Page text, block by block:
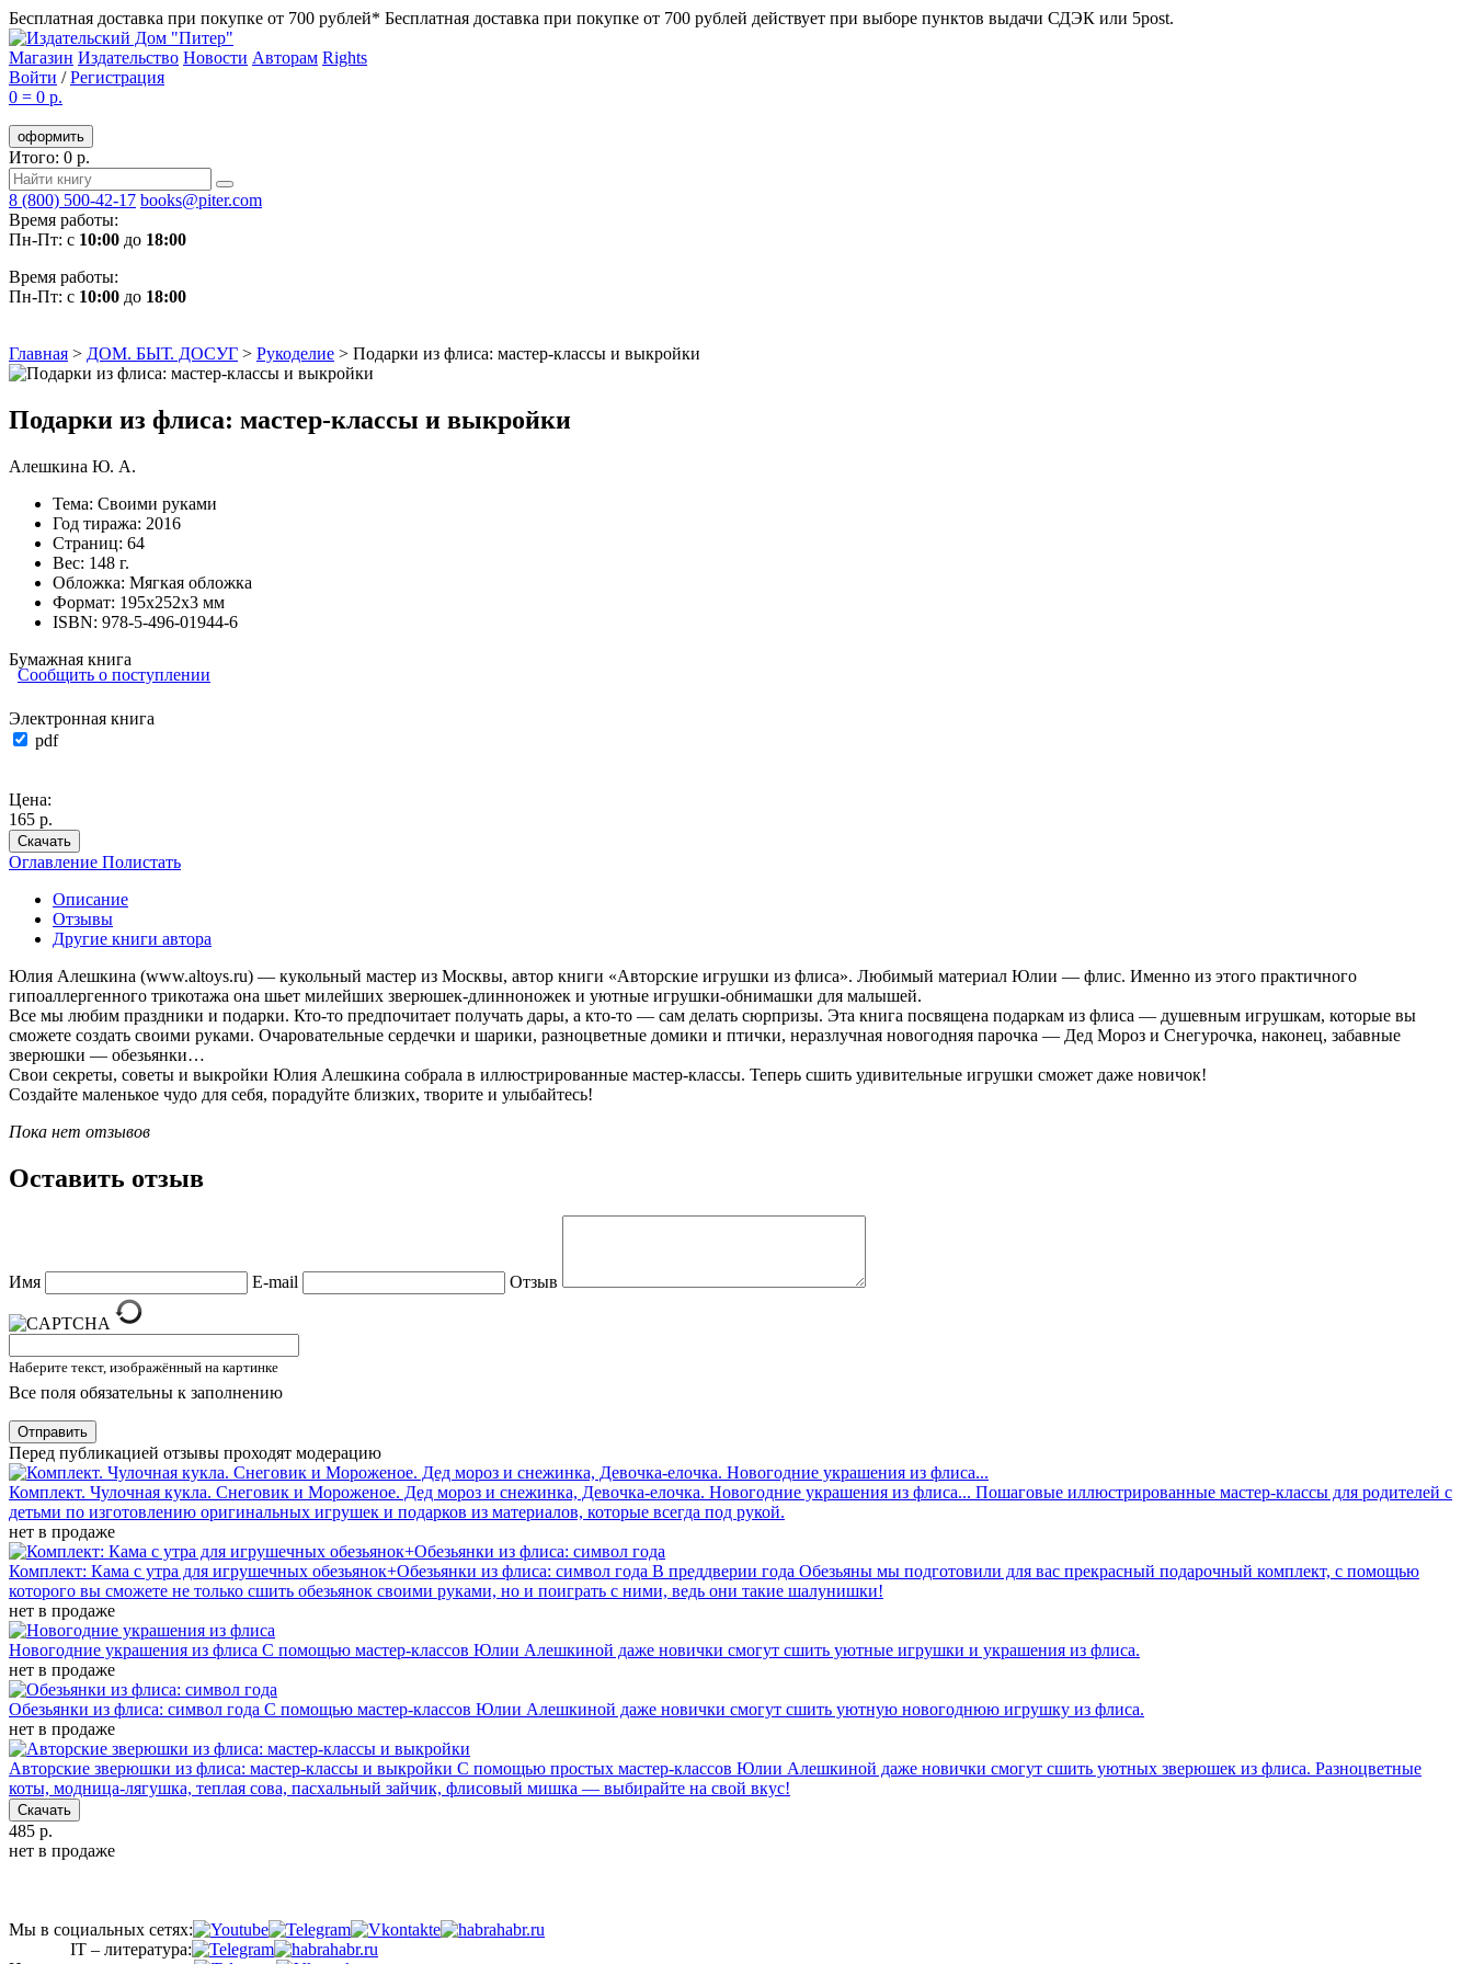
Бесплатная доставка при покупке от 700 рублей* Бесплатная доставка при покупке от 700 рублей действует при выборе пунктов выдачи СДЭК или 5post.
Магазин Издательство Новости Авторам Rights
Войти /Регистрация
0 = 0 р.
оформить
Итого: 0 р.
8 (800) 500-42-17 books@piter.com
Время работы:
Пн-Пт: с 10:00 до 18:00
Время работы:
Пн-Пт: с 10:00 до 18:00
Главная > ДОМ. БЫТ. ДОСУГ > Рукоделие > Подарки из флиса: мастер-классы и выкройки
Подарки из флиса: мастер-классы и выкройки
Алешкина Ю. А.
Тема: Своими руками
Год тиража: 2016
Страниц: 64
Вес: 148 г.
Обложка: Мягкая обложка
Формат: 195х252х3 мм
ISBN: 978-5-496-01944-6
Бумажная книга
Сообщить о поступлении
Электронная книга
pdf
Цена:
165 р.
Скачать
Оглавление Полистать
Описание
Отзывы
Другие книги автора
Юлия Алешкина (www.altoys.ru) — кукольный мастер из Москвы, автор книги «Авторские игрушки из флиса». Любимый материал Юлии — флис. Именно из этого практичного
гипоаллергенного трикотажа она шьет милейших зверюшек-длинноножек и уютные игрушки-обнимашки для малышей.
Все мы любим праздники и подарки. Кто-то предпочитает получать дары, а кто-то — сам делать сюрпризы. Эта книга посвящена подаркам из флиса — душевным игрушкам, которые вы
сможете создать своими руками. Очаровательные сердечки и шарики, разноцветные домики и птички, неразлучная новогодняя парочка — Дед Мороз и Снегурочка, наконец, забавные
зверюшки — обезьянки…
Свои секреты, советы и выкройки Юлия Алешкина собрала в иллюстрированные мастер-классы. Теперь сшить удивительные игрушки сможет даже новичок!
Создайте маленькое чудо для себя, порадуйте близких, творите и улыбайтесь!
Пока нет отзывов
Оставить отзыв
Имя E-mail Отзыв
Наберите текст, изображённый на картинке
Все поля обязательны к заполнению
Отправить
Перед публикацией отзывы проходят модерацию
Комплект. Чулочная кукла. Снеговик и Мороженое. Дед мороз и снежинка, Девочка-елочка. Новогодние украшения из флиса... Пошаговые иллюстрированные мастер-классы для родителей с
детьми по изготовлению оригинальных игрушек и подарков из материалов, которые всегда под рукой.
нет в продаже
Комплект: Кама с утра для игрушечных обезьянок+Обезьянки из флиса: символ года В преддверии года Обезьяны мы подготовили для вас прекрасный подарочный комплект, с помощью
которого вы сможете не только сшить обезьянок своими руками, но и поиграть с ними, ведь они такие шалунишки!
нет в продаже
Новогодние украшения из флиса С помощью мастер-классов Юлии Алешкиной даже новички смогут сшить уютные игрушки и украшения из флиса.
нет в продаже
Обезьянки из флиса: символ года С помощью мастер-классов Юлии Алешкиной даже новички смогут сшить уютную новогоднюю игрушку из флиса.
нет в продаже
Авторские зверюшки из флиса: мастер-классы и выкройки С помощью простых мастер-классов Юлии Алешкиной даже новички смогут сшить уютных зверюшек из флиса. Разноцветные
коты, модница-лягушка, теплая сова, пасхальный зайчик, флисовый мишка — выбирайте на свой вкус!
Скачать
485 р.
нет в продаже
Мы в социальных сетях:
IT – литература: